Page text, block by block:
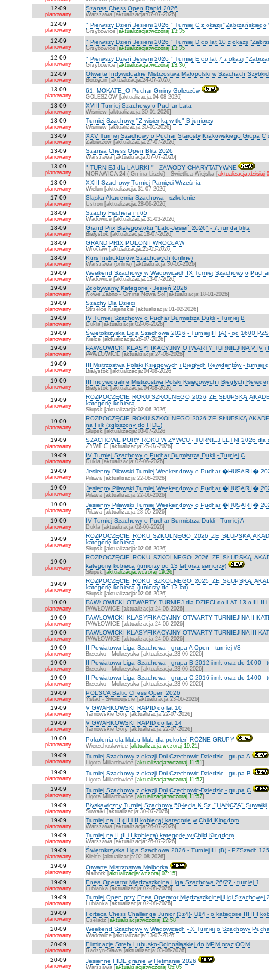
12-09
planowany
Szansa Chess Open Rapid 2026
Warszawa [aktualizacja:07-07-2026]
12-09
planowany
" Pierwszy Dzień Jesieni 2026 " Turniej C z okazji "Zabrzańskiego
Grzybowice [aktualizacja:wczoraj 13:35]
12-09
planowany
" Pierwszy Dzień Jesieni 2026 " Turniej D do lat 10 z okazji
Grzybowice [aktualizacja:wczoraj 13:35]
12-09
planowany
" Pierwszy Dzień Jesieni 2026 " Turniej E do lat 7 z okazji
Grzybowice [aktualizacja:wczoraj 13:36]
12-09
planowany
Otwarte Indywidualne Mistrzostwa Małopolski w Szachach
Borzęcin [aktualizacja:24-07-2026]
13-09
planowany
61. MOKATE_O Puchar Gminy Goleszów
GOLESZÓW [aktualizacja:04-08-2026]
13-09
planowany
XVIII Turniej Szachowy o Puchar Lata
Wiśniew [aktualizacja:30-01-2026]
13-09
planowany
Turniej Szachowy "Z wisienką w tle" B juniorzy
Wiśniew [aktualizacja:30-01-2026]
13-09
planowany
XXV Turniej Szachowy o Puchar Starosty Krakowskiego Grupa C
Zabierzów [aktualizacja:27-07-2026]
13-09
planowany
Szansa Chess Open Blitz 2026
Warszawa [aktualizacja:07-07-2026]
13-09
planowany
" TURNIEJ dla LAURKI " - ZAWODY CHARYTATYWNE
MORAWICA 24 ( Gmina Liszki) - Świetlica Wiejska [aktualizacja:dzisiaj
13-09
planowany
XXIII Szachowy Turniej Pamięci Września
Wieluń [aktualizacja:31-07-2026]
17-09
planowany
Śląska Akademia Szachowa - szkolenie
Ustroń [aktualizacja:28-06-2026]
18-09
planowany
Szachy Fischera nr.65
Wadowice [aktualizacja:31-03-2026]
18-09
planowany
Grand Prix Białegostoku "Lato-Jesień 2026" - 7. runda blitz
Białystok [aktualizacja:18-07-2026]
18-09
planowany
GRAND PRIX POLONII WROCŁAW
Wrocław [aktualizacja:25-05-2026]
18-09
planowany
Kurs Instruktorów Szachowych (online)
Warszawa (online) [aktualizacja:30-05-2026]
19-09
planowany
Weekend Szachowy w Wadowicach IX Turniej Szachowy o
Wadowice [aktualizacja:13-07-2026]
19-09
planowany
Zdobywamy Kategorie - Jesień 2026
Nowe Żabno - Gmina Nowa Sól [aktualizacja:18-01-2026]
19-09
planowany
Szachy Dla Dzieci
Strzelce Krajeńskie [aktualizacja:01-02-2026]
19-09
planowany
IV Turniej Szachowy o Puchar Burmistrza Dukli - Turniej B
Dukla [aktualizacja:02-06-2026]
19-09
planowany
Świętokrzyska Liga Szachowa 2026 - Turniej III (A) - od 1600
Kielce [aktualizacja:26-07-2026]
19-09
planowany
PAWŁOWICKI KLASYFIKACYJNY OTWARTY TURNIEJ NA V IV i
PAWŁOWICE [aktualizacja:24-06-2026]
19-09
planowany
III Mistrzostwa Polski Księgowych i Biegłych Rewidentów - turniej
Białystok [aktualizacja:04-08-2026]
19-09
planowany
III Indywidualne Mistrzostwa Polski Księgowych i Biegłych
Białystok [aktualizacja:04-08-2026]
19-09
planowany
ROZPOCZĘCIE ROKU SZKOLNEGO 2026 ZE SŁUPSKĄ
kategorię kobiecą
Słupsk [aktualizacja:02-06-2026]
19-09
planowany
ROZPOCZĘCIE ROKU SZKOLNEGO 2026 ZE SŁUPSKĄ
na I i k (zgłoszony do FIDE)
Słupsk [aktualizacja:03-07-2026]
19-09
planowany
SZACHOWE PORY ROKU W ŻYWCU - TURNIEJ LETNI 2026 dla
ŻYWIEC [aktualizacja:25-07-2026]
19-09
planowany
IV Turniej Szachowy o Puchar Burmistrza Dukli - Turniej C
Dukla [aktualizacja:02-06-2026]
19-09
planowany
Jesienny Pilawski Turniej Weekendowy o Puchar �HUSARII�
Pilawa [aktualizacja:22-06-2026]
19-09
planowany
Jesienny Pilawski Turniej Weekendowy o Puchar �HUSARII�
Pilawa [aktualizacja:22-06-2026]
19-09
planowany
Jesienny Pilawski Turniej Weekendowy o Puchar �HUSARII�
Pilawa [aktualizacja:28-05-2026]
19-09
planowany
IV Turniej Szachowy o Puchar Burmistrza Dukli - Turniej A
Dukla [aktualizacja:02-06-2026]
19-09
planowany
ROZPOCZĘCIE ROKU SZKOLNEGO 2026 ZE SŁUPSKĄ
kategorię kobiecą
Słupsk [aktualizacja:02-06-2026]
19-09
planowany
ROZPOCZĘCIE ROKU SZKOLNEGO 2026 ZE SŁUPSKĄ
kategorię kobiecą (juniorzy od 13 lat oraz seniorzy)
Słupsk [aktualizacja:wczoraj 19:26]
19-09
planowany
ROZPOCZĘCIE ROKU SZKOLNEGO 2025 ZE SŁUPSKĄ
kategorię kobiecą (juniorzy do 12 lat)
Słupsk [aktualizacja:02-06-2026]
19-09
planowany
PAWŁOWICKI OTWARTY TURNIEJ dla DZIECI do LAT 13 o III II
PAWŁOWICE [aktualizacja:24-06-2026]
19-09
planowany
PAWŁOWICKI KLASYFIKACYJNY OTWARTY TURNIEJ NA II
PAWŁOWICE [aktualizacja:24-06-2026]
19-09
planowany
PAWŁOWICKI KLASYFIKACYJNY OTWARTY TURNIEJ NA III
PAWŁOWICE [aktualizacja:24-06-2026]
19-09
planowany
II Powiatowa Liga Szachowa - grupa A Open - turniej #3
Brzesko - Mokrzyska [aktualizacja:23-06-2026]
19-09
planowany
II Powiatowa Liga Szachowa - grupa B 2012 i mł. oraz do 1600 -
Brzesko - Mokrzyska [aktualizacja:23-06-2026]
19-09
planowany
II Powiatowa Liga Szachowa - grupa C 2016 i mł. oraz do 1400 -
Brzesko - Mokrzyska [aktualizacja:23-06-2026]
19-09
planowany
POLSCA Baltic Chess Open 2026
Ystad - Świnoujście [aktualizacja:23-06-2026]
19-09
planowany
V GWARKOWSKI RAPID do lat 10
Tarnowskie Góry [aktualizacja:22-07-2026]
19-09
planowany
V GWARKOWSKI RAPID do lat 14
Tarnowskie Góry [aktualizacja:22-07-2026]
19-09
planowany
Pokolenia dla klubu klub dla pokoleń RÓŻNE GRUPY
Wierzchosławice [aktualizacja:wczoraj 19:21]
19-09
planowany
Turniej Szachowy z okazji Dni Czechowic-Dziedzic - grupa A
Ligota Miliardowice [aktualizacja:wczoraj 11:51]
19-09
planowany
Turniej Szachowy z okazji Dni Czechowic-Dziedzic - grupa B
Ligota Miliardowice [aktualizacja:wczoraj 11:52]
19-09
planowany
Turniej Szachowy z okazji Dni Czechowic-Dziedzic - grupa C
Ligota Miliardowice [aktualizacja:wczoraj 11:52]
19-09
planowany
Błyskawiczny Turniej Szachowy 50-lecia K.Sz. "HAŃCZA" Suwałki
Suwałki [aktualizacja:30-07-2026]
19-09
planowany
Turniej na III (III i II kobiecą) kategorię w Child Kingdom
Warszawa [aktualizacja:26-07-2026]
19-09
planowany
Turniej na II (II i I kobiecą) kategorię w Child Kingdom
Warszawa [aktualizacja:26-07-2026]
19-09
planowany
Świętokrzyska Liga Szachowa 2026 - Turniej III (B) - PZSzach
Kielce [aktualizacja:02-08-2026]
19-09
planowany
Otwarte Mistrzostwa Malborka
Malbork [aktualizacja:wczoraj 07:15]
19-09
planowany
Enea Operator Międzyszkolna Liga Szachowa 26/27 - turniej 1
Łubianka [aktualizacja:02-08-2026]
19-09
planowany
Turniej Open przy Enea Operator Międzyszkolnej Ligi Szachowej
Łubianka [aktualizacja:02-08-2026]
19-09
planowany
Forteca Chess Challenge Junior (3z4)- U14 - o kategorie III II I
Czeladź [aktualizacja:wczoraj 12:58]
20-09
planowany
Weekend Szachowy w Wadowicach - X Turniej o Szachowy
Wadowice [aktualizacja:13-07-2026]
20-09
planowany
Eliminacje Strefy Lubusko-Dolnośląskiej do MPM oraz OOM
Radzyn-Sława [aktualizacja:03-08-2026]
20-09
planowany
Jesienne FIDE granie w Hetmanie 2026
Warszawa [aktualizacja:wczoraj 05:05]